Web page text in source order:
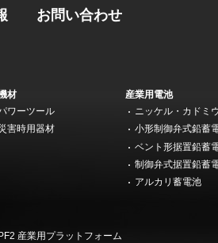
お問い合わせ
材
ワーツール
害時用器材
産業用電池
ニッケル・カドミ
小形制御弁式鉛蓄
ベント形据置鉛蓄
制御弁式据置鉛蓄
アルカリ蓄電池
産業用プラットフォーム